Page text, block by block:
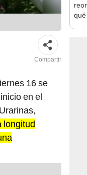
Compartir
16 se
en el
longitud
qué